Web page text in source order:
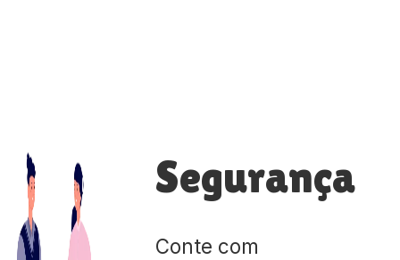
Segurança
Conte com